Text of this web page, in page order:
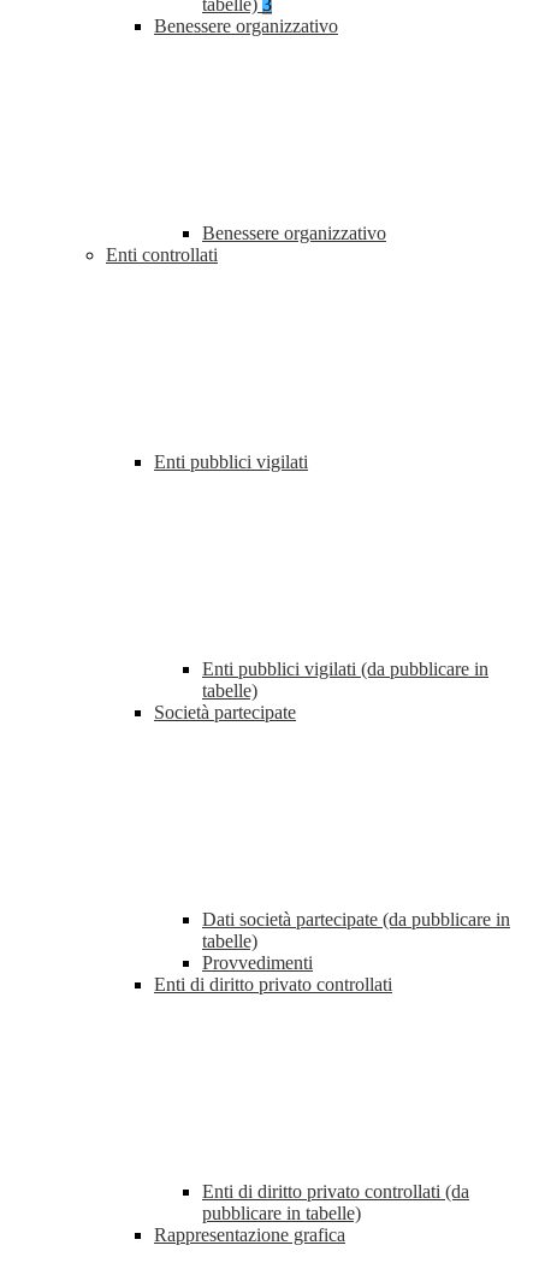
tabelle) 3
Benessere organizzativo
Benessere organizzativo
Enti controllati
Enti pubblici vigilati
Enti pubblici vigilati (da pubblicare in
tabelle)
Società partecipate
Dati società partecipate (da pubblicare in
tabelle)
Provvedimenti
Enti di diritto privato controllati
Enti di diritto privato controllati (da
pubblicare in tabelle)
Rappresentazione grafica